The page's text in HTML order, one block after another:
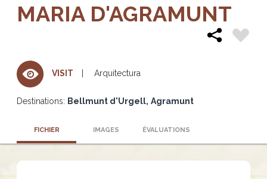
MARIA D'AGRAMUNT
VISIT Arquitectura
Destinations: Bellmunt d'Urgell Agramunt
FICHIER IMAGES ÉVALUATIONS